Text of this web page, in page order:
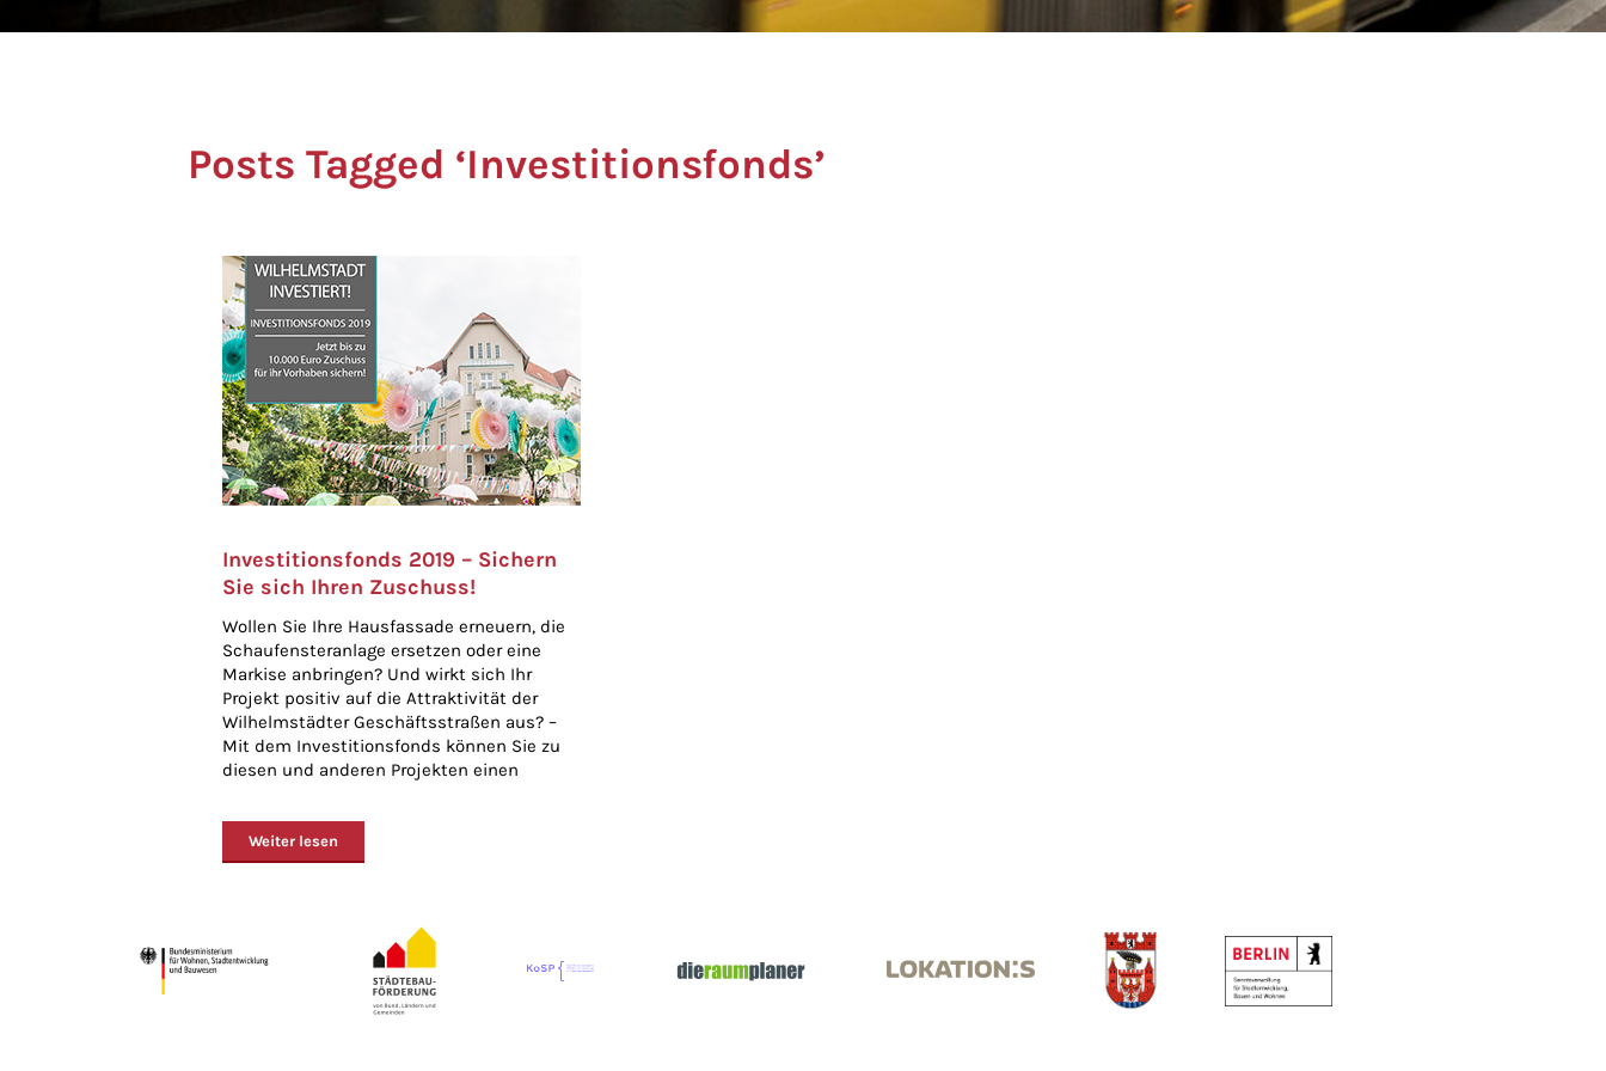
Posts Tagged ‘Investitionsfonds’
Investitionsfonds 2019 – Sichern
Sie sich Ihren Zuschuss!
Wollen Sie Ihre Hausfassade erneuern, die
Schaufensteranlage ersetzen oder eine
Markise anbringen? Und wirkt sich Ihr
Projekt positiv auf die Attraktivität der
Wilhelmstädter Geschäftsstraßen aus? –
Mit dem Investitionsfonds können Sie zu
diesen und anderen Projekten einen
Weiter lesen